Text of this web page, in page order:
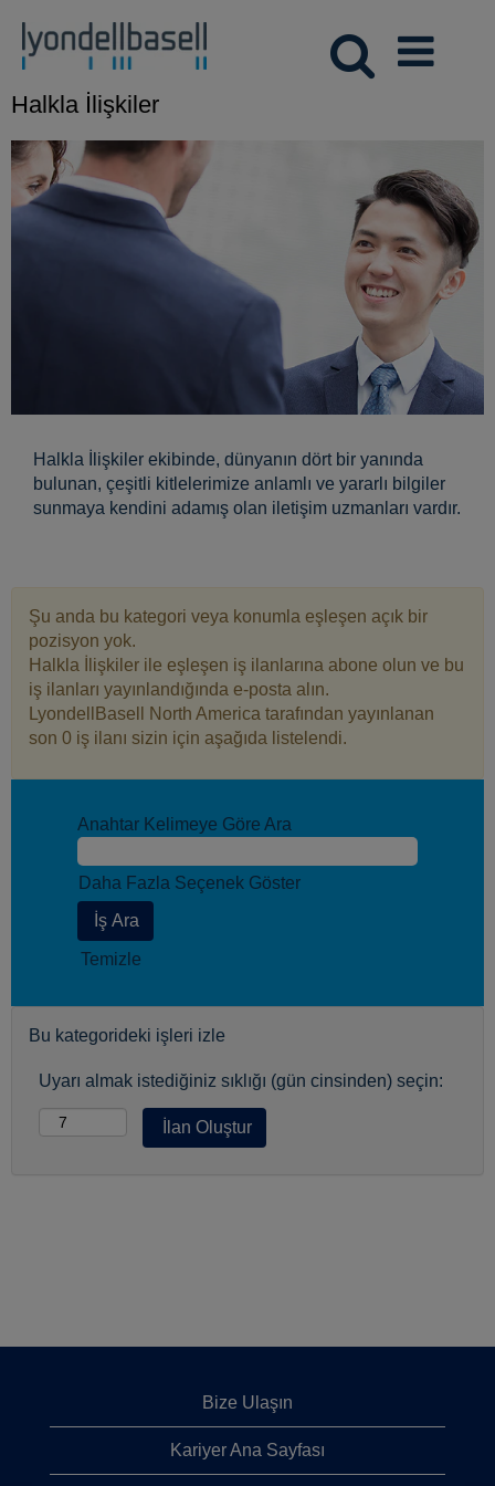
Halkla İlişkiler
Halkla İlişkiler ekibinde, dünyanın dört bir yanında
bulunan, çeşitli kitlelerimize anlamlı ve yararlı bilgiler
sunmaya kendini adamış olan iletişim uzmanları vardır.
Şu anda bu kategori veya konumla eşleşen açık bir
pozisyon yok.
Halkla İlişkiler ile eşleşen iş ilanlarına abone olun ve bu
iş ilanları yayınlandığında e-posta alın.
LyondellBasell North America tarafından yayınlanan
son 0 iş ilanı sizin için aşağıda listelendi.
Anahtar Kelimeye Göre Ara
Daha Fazla Seçenek Göster
Temizle
Bu kategorideki işleri izle
Uyarı almak istediğiniz sıklığı (gün cinsinden) seçin:
Bize Ulaşın
Kariyer Ana Sayfası